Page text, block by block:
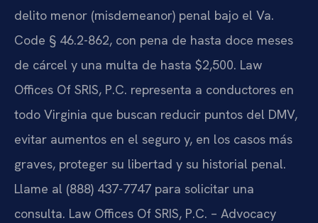
delito menor (misdemeanor) penal bajo el Va.
Code § 46.2-862, con pena de hasta doce meses
de cárcel y una multa de hasta $2,500. Law
Offices Of SRIS, P.C. representa a conductores en
todo Virginia que buscan reducir puntos del DMV,
evitar aumentos en el seguro y, en los casos más
graves, proteger su libertad y su historial penal.
Llame al (888) 437-7747 para solicitar una
consulta. Law Offices Of SRIS, P.C. – Advocacy